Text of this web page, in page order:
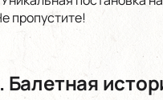
пропустите!